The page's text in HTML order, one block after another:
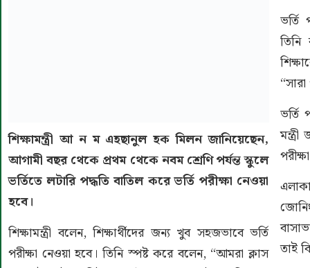
শিক্ষামন্ত্রী আ ন ম এহছানুল হক মিলন জানিয়েছেন,
আগামী বছর থেকে প্রথম থেকে নবম শ্রেণি পর্যন্ত স্কুলে
ভর্তিতে লটারি পদ্ধতি বাতিল করে ভর্তি পরীক্ষা নেওয়া
হবে।
শিক্ষামন্ত্রী বলেন, শিক্ষার্থীদের জন্য খুব সহজভাবে ভর্তি
পরীক্ষা নেওয়া হবে। তিনি স্পষ্ট করে বলেন, “আমরা ক্লাস
ভর্তি
ভর্তি
তাই